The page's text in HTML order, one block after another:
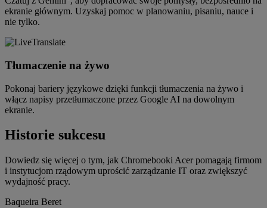
ekranie głównym. Uzyskaj pomoc w planowaniu, pisaniu, nauce i
nie tylko.
Tłumaczenie na żywo
Pokonaj bariery językowe dzięki funkcji tłumaczenia na żywo i
włącz napisy przetłumaczone przez Google AI na dowolnym
ekranie.
Historie sukcesu
Dowiedz się więcej o tym, jak Chromebooki Acer pomagają firmom
i instytucjom rządowym uprościć zarządzanie IT oraz zwiększyć
wydajność pracy.
Baqueira Beret